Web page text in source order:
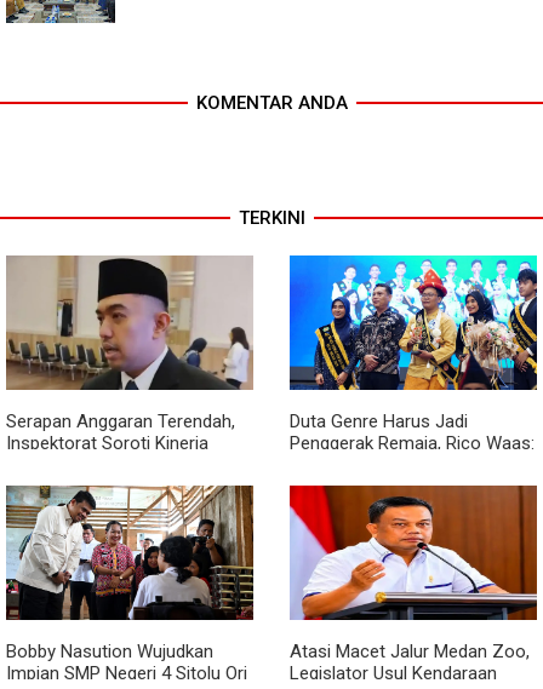
KOMENTAR ANDA
TERKINI
Serapan Anggaran Terendah,
Inspektorat Soroti Kinerja
Duta Genre Harus Jadi
Penggerak Remaja, Rico Waas:
Acara
Bobby Nasution Wujudkan
Impian SMP Negeri 4 Sitolu Ori
Atasi Macet Jalur Medan Zoo,
Legislator Usul Kendaraan